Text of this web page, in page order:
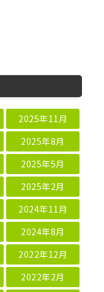
2025年11月
2025年8月
2025年5月
2025年2月
2024年11月
2024年8月
2022年12月
2022年2月